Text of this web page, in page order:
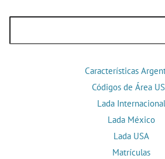
Características
Códigos de Área
Lada Internacional
Lada México
Lada USA
Matrículas